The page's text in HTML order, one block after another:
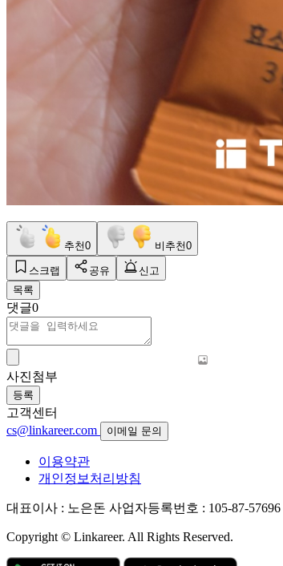
추천0 비추천0
스크랩 공유
신고
목록
댓글0
사진첨부
등록
고객센터
cs@linkareer.com
이메일 문의
이용약관
개인정보처리방침
대표이사 : 노은돈 사업자등록번호 : 105-87-57696
Copyright © Linkareer. All Rights Reserved.